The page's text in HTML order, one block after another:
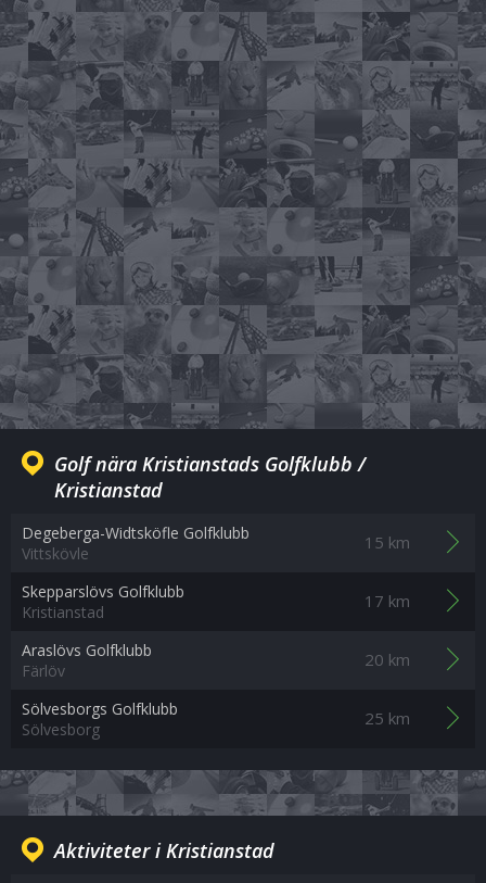
Golf nära Kristianstads Golfklubb /
Kristianstad
Degeberga-Widtsköfle Golfklubb
Vittskövle
15 km
Skepparslövs Golfklubb
Kristianstad
17 km
Araslövs Golfklubb
Färlöv
20 km
Sölvesborgs Golfklubb
Sölvesborg
25 km
Aktiviteter i Kristianstad